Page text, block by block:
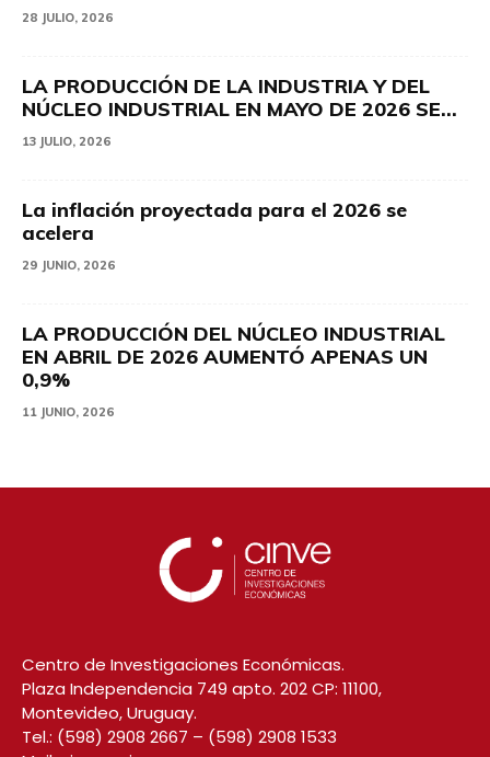
28 JULIO, 2026
LA PRODUCCIÓN DE LA INDUSTRIA Y DEL
NÚCLEO INDUSTRIAL EN MAYO DE 2026 SE...
13 JULIO, 2026
La inflación proyectada para el 2026 se
acelera
29 JUNIO, 2026
LA PRODUCCIÓN DEL NÚCLEO INDUSTRIAL
EN ABRIL DE 2026 AUMENTÓ APENAS UN
0,9%
11 JUNIO, 2026
Centro de Investigaciones Económicas.
Plaza Independencia 749 apto. 202 CP: 11100,
Montevideo, Uruguay.
Tel.: (598) 2908 2667 – (598) 2908 1533